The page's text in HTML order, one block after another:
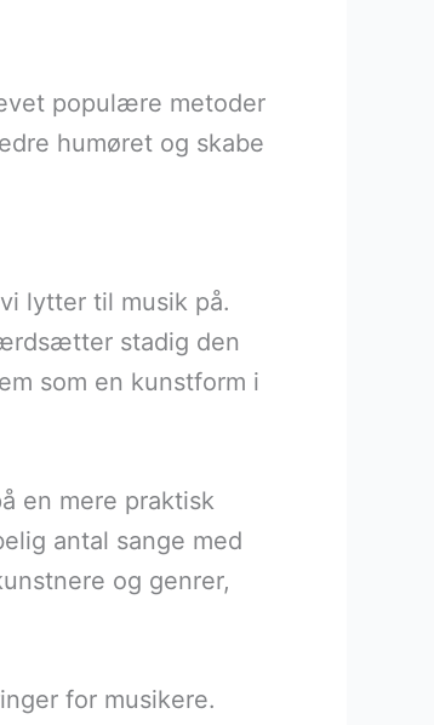
populære metoder
humøret og skabe
lytter til musik på.
stadig den
som en kunstform i
en mere praktisk
antal sange med
og genrer,
for musikere.